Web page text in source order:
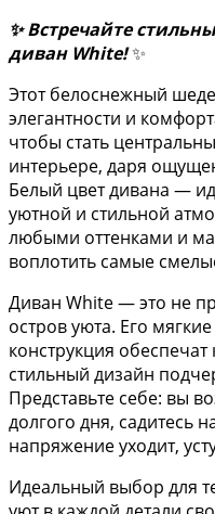
✨ Встречайте
диван White!✨
Этот белоснежный
элегантности и
чтобы стать
интерьере, даря
Белый цвет дивана —
уютной и стильной
любыми оттенками и
воплотить самые
Диван White — это не
остров уюта. Его
конструкция
стильный дизайн
Представьте себе: вы
долгого дня, садитесь
напряжение уходит,
Идеальный выбор для